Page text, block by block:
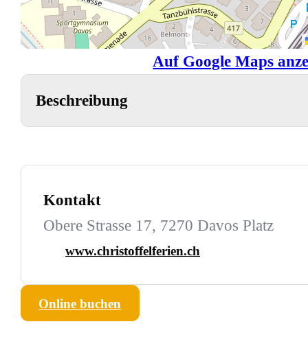
Auf Google Maps
Beschreibung
Kontakt
Obere Strasse 17, 7270 Davos Platz
www.christoffelferien.ch
Online buchen